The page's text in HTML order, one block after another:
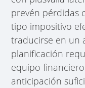
prevén pérdidas
tipo impositivo
traducirse en un
planificación
equipo
anticipación